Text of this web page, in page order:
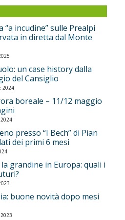
“a incudine” sulle Prealpi
in diretta dal Monte
un case history dalla
del Cansiglio
2024
boreale – 11/12 maggio
2024
presso “I Bech” di Pian
dei primi 6 mesi
grandine in Europa: quali i
buone novità dopo mesi